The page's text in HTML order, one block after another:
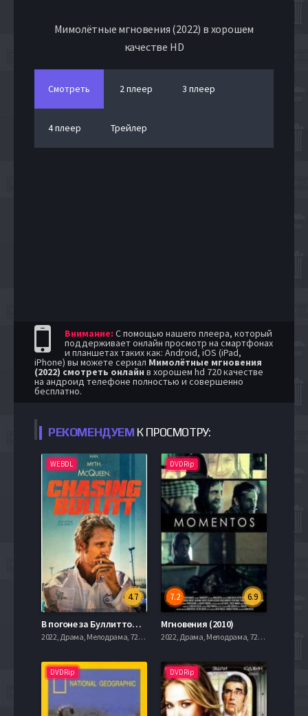
Мимолётные мгновения (2022) в хорошем
качестве HD
Смотреть 2 плеер 3 плеер
4 плеер Трейлер
Внимание: С помощью нашего плеера, который
поддерживает онлайн просмотр на смартфонах
и планшетах таких как: Android, iOS (iPad,
iPhone) вы можете сериал Мимолётные мгновения
(2022) смотреть онлайн в хорошем hd 720 качестве
на андроид телефоне полностью и совершенно
бесплатно.
РЕКОМЕНДУЕМ К ПРОСМОТРУ:
WEBDL
4.7
В погоне за Буллиттом (2018)
2022, Драма, Мелодрама, 720hd, mobilen
DVDRip
6.9
7.2
Мгновения (2010)
2022, Драма, Мелодрама, 720hd, mobilen
DVDRip DVDRip